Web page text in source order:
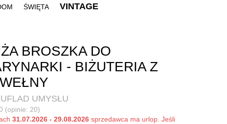
ŚWIĘTA VINTAGE
BROSZKA DO
- BIŻUTERIA Z
UMYSŁU
(opinie: 20)
31.07.2026 - 29.08.2026 sprzedawca ma urlop. Jeśli